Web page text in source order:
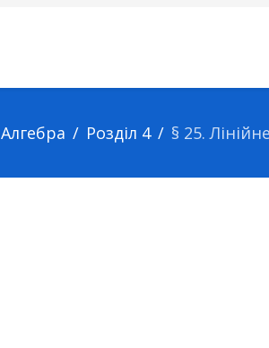
Алгебра Розділ 4 § 25.